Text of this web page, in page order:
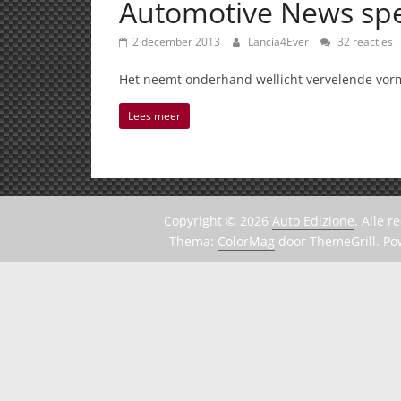
Automotive News
2 december 2013 Lancia4Ever 32 reacties
Het neemt onderhand wellicht vervelende
Lees meer
Copyright © 2026 Auto Edizione. Alle
Thema: ColorMag door ThemeGrill.